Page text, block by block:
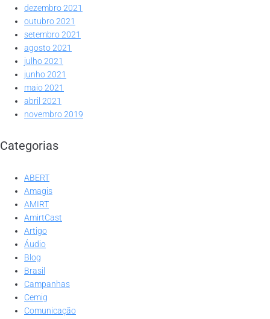
dezembro 2021
outubro 2021
setembro 2021
agosto 2021
julho 2021
junho 2021
maio 2021
abril 2021
novembro 2019
Categorias
ABERT
Amagis
AMIRT
AmirtCast
Artigo
Áudio
Blog
Brasil
Campanhas
Cemig
Comunicação